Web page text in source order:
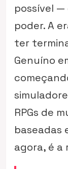
possível —
poder. A
ter
Genuíno
RPGs de
baseadas
agora, é a